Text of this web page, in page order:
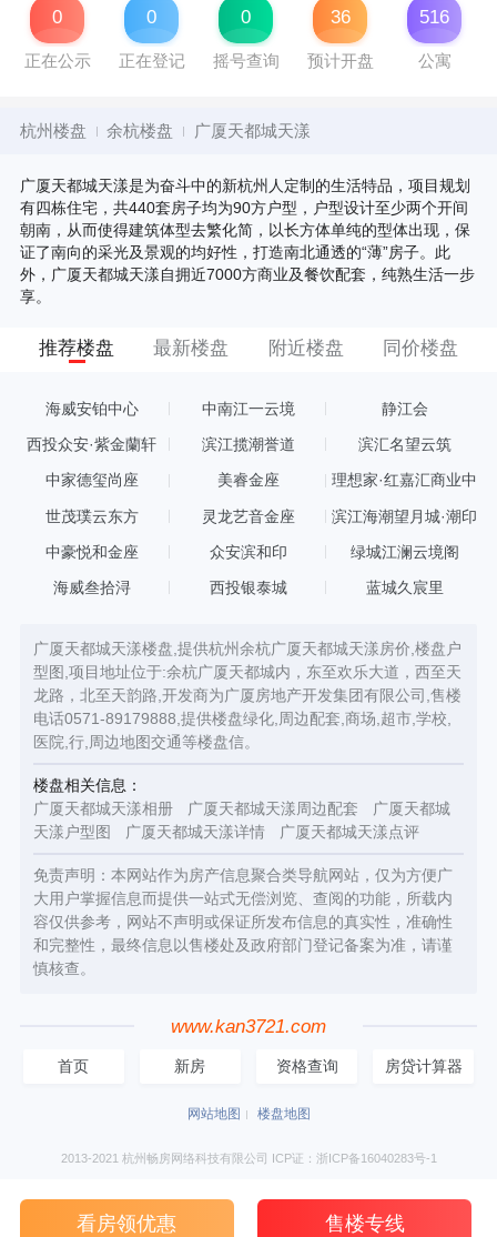
0
正在公示
0
正在登记
0
摇号查询
36
预计开盘
516
公寓
杭州楼盘 余杭楼盘 广厦天都城天漾
广厦天都城天漾是为奋斗中的新杭州人定制的生活特品，项目规划
有四栋住宅，共440套房子均为90方户型，户型设计至少两个开间
朝南，从而使得建筑体型去繁化简，以长方体单纯的型体出现，保
证了南向的采光及景观的均好性，打造南北通透的“薄”房子。此
外，广厦天都城天漾自拥近7000方商业及餐饮配套，纯熟生活一步
享。
推荐楼盘 最新楼盘 附近楼盘 同价楼盘
海威安铂中心 中南江一云境 静江会
西投众安·紫金蘭轩 滨江揽潮誉道 滨汇名望云筑
中家德玺尚座 美睿金座
理想家·红嘉汇商业中
世茂璞云东方 灵龙艺音金座 滨江海潮望月城·潮印
中豪悦和金座 众安滨和印 绿城江澜云境阁
海威叁拾浔 西投银泰城 蓝城久宸里
广厦天都城天漾楼盘,提供杭州余杭广厦天都城天漾房价,楼盘户
型图,项目地址位于:余杭广厦天都城内，东至欢乐大道，西至天
龙路，北至天韵路,开发商为广厦房地产开发集团有限公司,售楼
电话0571-89179888,提供楼盘绿化,周边配套,商场,超市,学校,
医院,行,周边地图交通等楼盘信。
楼盘相关信息：
广厦天都城天漾相册
广厦天都城天漾周边配套
广厦天都城
天漾户型图
广厦天都城天漾详情 广厦天都城天漾点评
免责声明：本网站作为房产信息聚合类导航网站，仅为方便广
大用户掌握信息而提供一站式无偿浏览、查阅的功能，所载内
容仅供参考，网站不声明或保证所发布信息的真实性，准确性
和完整性，最终信息以售楼处及政府部门登记备案为准，请谨
慎核查。
www.kan3721.com
首页 新房 资格查询 房贷计算器
网站地图 楼盘地图
2013-2021 杭州畅房网络科技有限公司 ICP证：浙ICP备16040283号-1
看房领优惠 售楼专线